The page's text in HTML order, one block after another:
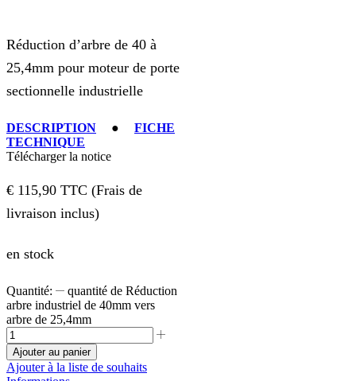
Réduction d’arbre de 40 à
25,4mm pour moteur de porte
sectionnelle industrielle
DESCRIPTION ●
FICHE
TECHNIQUE
Télécharger la notice
€ 115,90 TTC (Frais de
livraison inclus)
en stock
quantité de Réduction
arbre industriel de 40mm vers
arbre de 25,4mm
Ajouter au panier
Ajouter à la liste de souhaits